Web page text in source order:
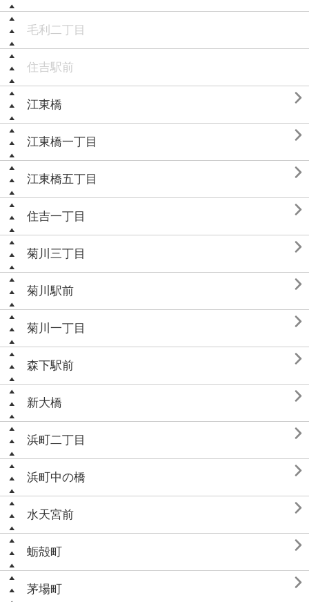
毛利二丁目
住吉駅前
江東橋 
江東橋一丁目 
江東橋五丁目 
住吉一丁目 
菊川三丁目 
菊川駅前 
菊川一丁目 
森下駅前 
新大橋 
浜町二丁目 
浜町中の橋 
水天宮前 
蛎殻町 
茅場町 